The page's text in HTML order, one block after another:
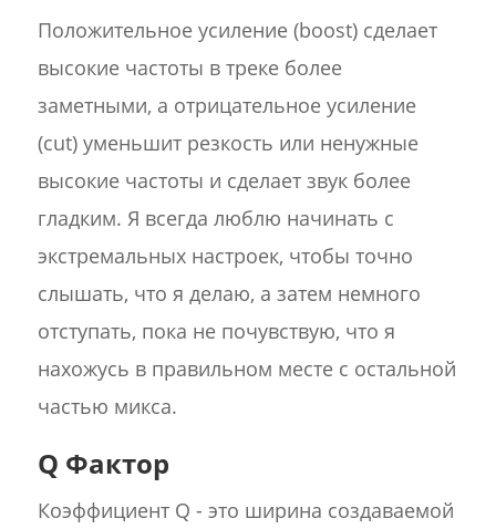
Положительное усиление (boost) сделает
высокие частоты в треке более
заметными, а отрицательное усиление
(cut) уменьшит резкость или ненужные
высокие частоты и сделает звук более
гладким. Я всегда люблю начинать с
экстремальных настроек, чтобы точно
слышать, что я делаю, а затем немного
отступать, пока не почувствую, что я
нахожусь в правильном месте с остальной
частью микса.
Q Фактор
Коэффициент Q - это ширина создаваемой